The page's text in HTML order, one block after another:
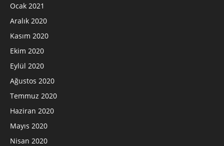
Ocak 2021
Aralık 2020
Kasım 2020
Ekim 2020
Eylül 2020
Ağustos 2020
Temmuz 2020
Haziran 2020
Mayıs 2020
Nisan 2020